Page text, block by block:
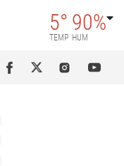
5°
TEMP
90%
HUM